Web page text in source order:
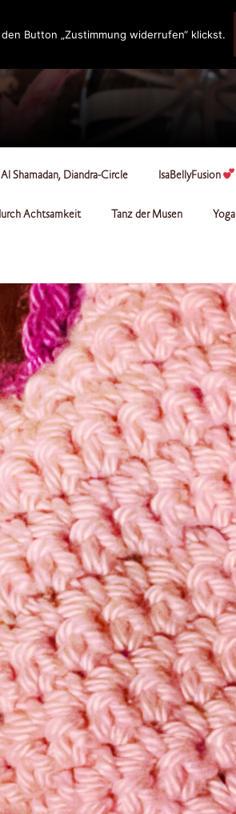
Shamadan, Diandra-Circle IsaBellyFusion
Achtsamkeit Tanz der Musen Yoga
Button „Zustimmung widerrufen“ klickst.